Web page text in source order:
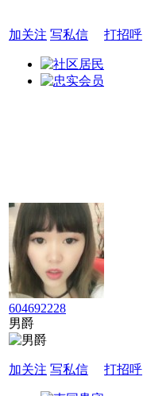
加关注 写私信 打招呼
604692228
男爵
加关注 写私信 打招呼